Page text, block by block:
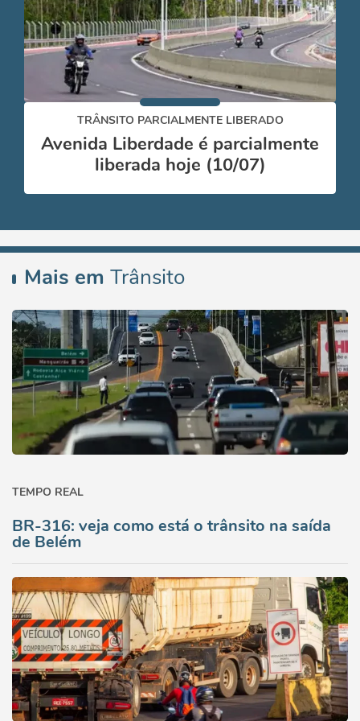
TRÂNSITO PARCIALMENTE LIBERADO
Avenida Liberdade é parcialmente
liberada hoje (10/07)
Mais em Trânsito
TEMPO REAL
BR-316: veja como está o trânsito na saída
de Belém